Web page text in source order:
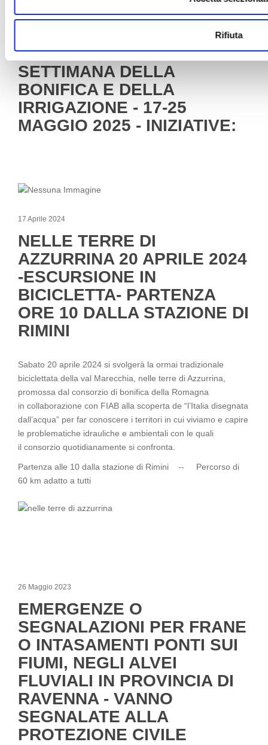
Rifiuta
16 Maggio 2025
SETTIMANA DELLA
BONIFICA E DELLA
IRRIGAZIONE - 17-25
MAGGIO 2025 - INIZIATIVE:
17 Aprile 2024
NELLE TERRE DI
AZZURRINA 20 APRILE 2024
-ESCURSIONE IN
BICICLETTA- PARTENZA
ORE 10 DALLA STAZIONE DI
RIMINI
Sabato 20 aprile 2024 si svolgerà la ormai tradizionale
biciclettata della val Marecchia, nelle terre di Azzurrina,
promossa dal consorzio di bonifica della Romagna
in collaborazione con FIAB alla scoperta de “l’Italia disegnata
dall’acqua” per far conoscere i territori in cui viviamo e capire
le problematiche idrauliche e ambientali con le quali
il consorzio quotidianamente si confronta.
Partenza alle 10 dalla stazione di Rimini -- Percorso di
60 km adatto a tutti
26 Maggio 2023
EMERGENZE O
SEGNALAZIONI PER FRANE
O INTASAMENTI PONTI SUI
FIUMI, NEGLI ALVEI
FLUVIALI IN PROVINCIA DI
RAVENNA - VANNO
SEGNALATE ALLA
PROTEZIONE CIVILE